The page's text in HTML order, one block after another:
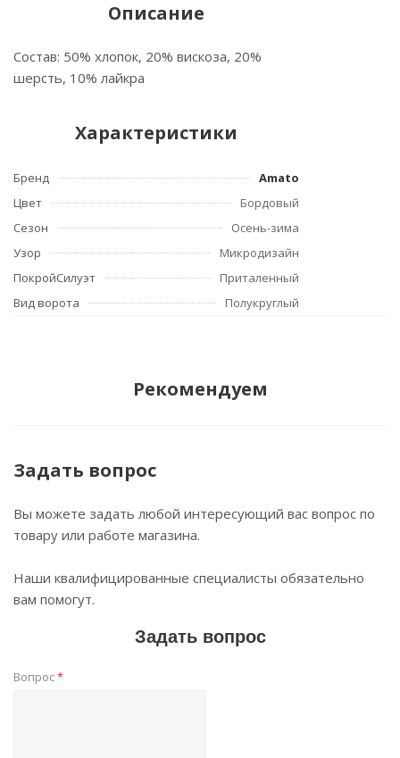
Описание
Состав: 50% хлопок, 20% вискоза, 20%
шерсть, 10% лайкра
Характеристики
Бренд
Amato
Цвет
Бордовый
Сезон
Осень-зима
Узор
Микродизайн
ПокройСилуэт
Приталенный
Вид ворота
Полукруглый
Рекомендуем
Задать вопрос
Вы можете задать любой интересующий вас вопрос по
товару или работе магазина.
Наши квалифицированные специалисты обязательно
вам помогут.
Задать вопрос
Вопрос*